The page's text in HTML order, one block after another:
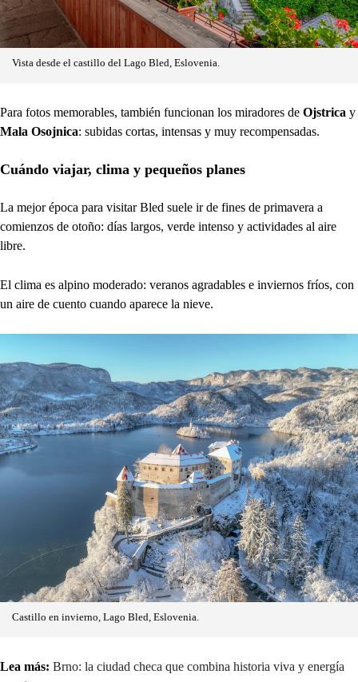
Vista desde el castillo del Lago Bled, Eslovenia.
Para fotos memorables, también funcionan los miradores de Ojstrica y
Mala Osojnica: subidas cortas, intensas y muy recompensadas.
Cuándo viajar, clima y pequeños planes
La mejor época para visitar Bled suele ir de fines de primavera a
comienzos de otoño: días largos, verde intenso y actividades al aire
libre.
El clima es alpino moderado: veranos agradables e inviernos fríos, con
un aire de cuento cuando aparece la nieve.
Castillo en invierno, Lago Bled, Eslovenia.
Lea más: Brno: la ciudad checa que combina historia viva y energía